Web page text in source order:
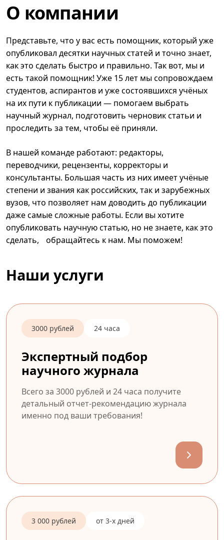
О компании
Представьте, что у вас есть помощник, который уже
опубликовал десятки научных статей и точно знает,
как это сделать быстро и правильно. Так вот, мы и
есть такой помощник! Уже 15 лет мы сопровождаем
студентов, аспирантов и уже состоявшихся учёных
на их пути к публикации — помогаем выбрать
научный журнал, подготовить черновик статьи и
проследить за тем, чтобы её приняли.
В нашей команде работают: редакторы,
переводчики, рецензенты, корректоры и
консультанты. Большая часть из них имеет учёные
степени и звания как российских, так и зарубежных
вузов, что позволяет нам доводить до публикации
даже самые сложные работы. Если вы хотите
опубликовать научную статью, но не знаете, как это
сделать, обращайтесь к нам. Мы поможем!
Наши услуги
3000 рублей 24 часа
Экспертный подбор
научного журнала
Всего за 3000 рублей и 24 часа получите
детальный отчет-рекомендацию журнала
именно под ваши требования!
3 000 рублей от 3-х дней